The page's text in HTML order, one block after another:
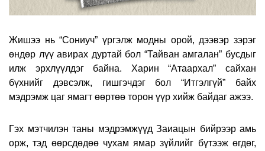
Жишээ нь “Сониуч” үргэлж модны орой, дээвэр зэрэг
өндөр лүү авирах дуртай бол “Тайван амгалан” бусдыг
илж эрхлүүлдэг байна. Харин “Атаархал” сайхан
бүхнийг дэвсэлж, гишгэчдэг бол “Итгэлгүй” байх
мэдрэмж цаг ямагт өөртөө торон үүр хийж байдаг ажээ.
Гэх мэтчилэн таны мэдрэмжүүд Заиацын бийрээр амь
орж, тэд өөрсдөдөө чухам ямар зүйлийг бүтээж өгдөг,